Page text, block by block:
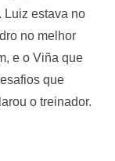
Luiz estava no
no melhor
e o Viña que
que
o treinador.